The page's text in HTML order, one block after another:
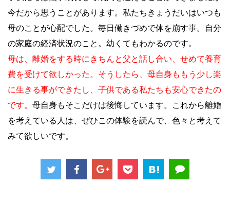
今だから思うことがあります。私たちきょうだいはいつも
母のことが心配でした。毎日働きづめで体を崩す事。自分
の家庭の経済状況のこと。幼くてもわかるのです。
母は、離婚をする時にきちんと父と話し合い、せめて養育
費を受けて欲しかった。そうしたら、母自身ももう少し楽
に生きる事ができたし、子供である私たちも安心できたの
です。 母自身もそこだけは後悔しています。これから離婚
を考えている人は、ぜひこの体験を読んで、色々と考えて
みて欲しいです。